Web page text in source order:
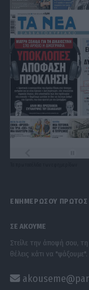
ΕΝΗΜΕΡΩΣΟΥ ΠΡΩΤΟΣ
ΣΕ ΑΚΟΥΜΕ
Στείλε την άποψή σου,
θέλεις κάτι να "ψάξουμε".